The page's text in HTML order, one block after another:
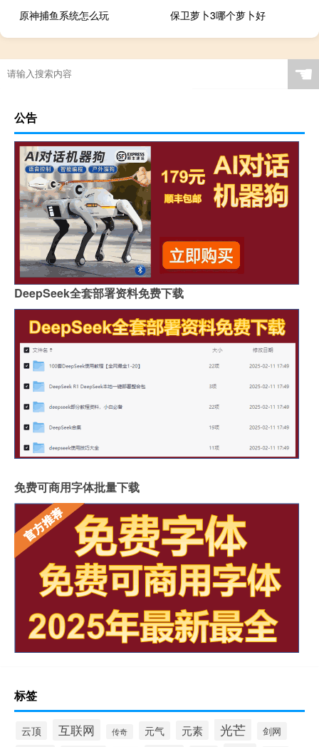
原神捕鱼系统怎么玩
保卫萝卜3哪个萝卜好
☚
公告
DeepSeek全套部署资料免费下载
免费可商用字体批量下载
标签
云顶 互联网 传奇 元气 元素 光芒
剑网